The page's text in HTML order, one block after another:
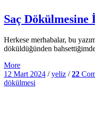
Saç
Herkese merhabalar, bu
döküldüğünden
More
12 Mart 2024 / yeliz / 22
dökülmesi